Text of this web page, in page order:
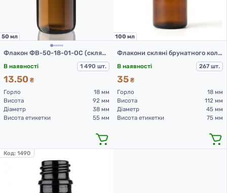
50 мл
Флакон ФВ-50-18-01-ОС (скляний флакон 50 мл)
В наявності 1 490 шт.
13.50 ₴
Горло
18 мм
Висота
92 мм
Діаметр
38 мм
Висота етикетки
55 мм
100 мл
Флакони скляні брунатного кольору з гвинтовою горловиною 100 мл, DIN 18, для Л-З (скляні флакони 100 мл)
В наявності 267 шт.
35 ₴
Горло
18 мм
Висота
112 мм
Діаметр
45 мм
Висота етикетки
75 мм
Код: 1490